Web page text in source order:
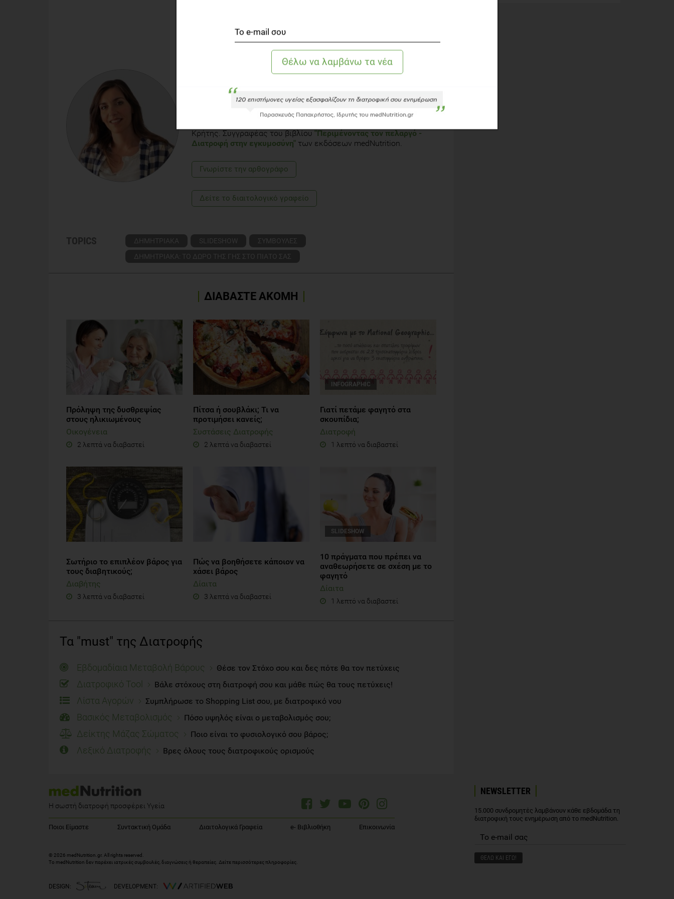
ΚΑΤΕΡΊΝΑ ΒΆΜΒΟΥΚΑ
Κλινική Διαιτολόγος - Διατροφολόγος, M.Sc.
πτυχιούχος του τμήματος Επιστήμης Διαιτολογίας- Διατροφής του
Χαροκοπείου Πανεπιστημίου, με ΜSc στην «Οργάνωση και
Διοίκηση Υπηρεσιών Υγείας» έχει εξειδίκευση «στη Διατροφή και
Κρήτης. Συγγραφέας του βιβλίου "Περιμένοντας τον πελαργό -
Διατροφή στην εγκυμοσύνη" των εκδόσεων medNutrition.
Γνωρίστε την αρθογράφο
Δείτε το διαιτολογικό γραφείο
TOPICS ΔΗΜΗΤΡΙΑΚΑ SLIDESHOW
ΣΥΜΒΟΥΛΕΣ
ΔΗΜΗΤΡΙΑΚΑ: ΤΟ ΔΩΡΟ ΤΗΣ ΓΗΣ ΣΤΟ ΠΙΑΤΟ ΣΑΣ
ΔΙΑΒΑΣΤΕ ΑΚΟΜΗ
Πρόληψη της δυσθρεψίας
στους ηλικιωμένους
Οικογένεια
2 λεπτά να διαβαστεί
Πίτσα ή σουβλάκι; Τι να
προτιμήσει κανείς;
Συστάσεις Διατροφής
2 λεπτά να διαβαστεί
INFOGRAPHIC
Γιατί πετάμε φαγητό στα
σκουπίδια;
Διατροφή
1 λεπτό να διαβαστεί
Σωτήριο το επιπλέον βάρος για
τους διαβητικούς;
Διαβήτης
3 λεπτά να διαβαστεί
Πώς να βοηθήσετε κάποιον να
χάσει βάρος
Δίαιτα
3 λεπτά να διαβαστεί
SLIDESHOW
10 πράγματα που πρέπει να
αναθεωρήσετε σε σχέση με το
φαγητό
Δίαιτα
1 λεπτό να διαβαστεί
Τα "must" της Διατροφής
Εβδομαδίαια Μεταβολή Βάρους Θέσε τον Στόχο σου και δες πότε θα τον πετύχεις
Διατροφικό Tool Βάλε στόχους στη διατροφή σου και μάθε πώς θα τους πετύχεις!
Λίστα Αγορών Συμπλήρωσε το Shopping List σου, με διατροφικό νου
Βασικός Μεταβολισμός Πόσο υψηλός είναι ο μεταβολισμός σου;
Δείκτης Μάζας Σώματος Ποιο είναι το φυσιολογικό σου βάρος;
Λεξικό Διατροφής Βρες όλους τους διατροφικούς ορισμούς
NEWSLETTER
15.000 συνδρομητές λαμβάνουν κάθε εβδομάδα τη
διατροφική τους ενημέρωση από το medNutrition.
Η σωστή διατροφή προσφέρει Υγεία
Ποιοι Είμαστε Συντακτική Ομάδα Διαιτολογικά Γραφεία e- Βιβλιοθήκη Επικοινωνία
© 2026 medNutrition.gr. All rights reserved.
Το medNutrition δεν παρέχει ιατρικές συμβουλές, διαγνώσεις ή θεραπείες. Δείτε περισσότερες πληροφορίες
DESIGN: DEVELOPMENT: